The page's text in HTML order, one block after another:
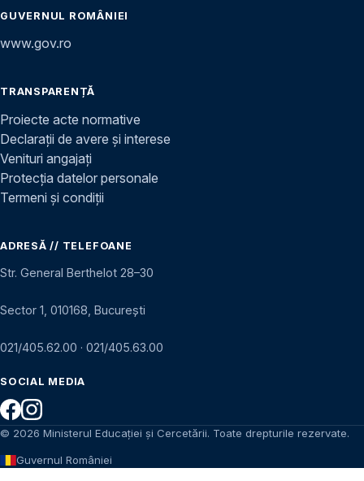
GUVERNUL ROMÂNIEI
www.gov.ro
TRANSPARENȚĂ
Proiecte acte normative
Declarații de avere și interese
Venituri angajați
Protecția datelor personale
Termeni și condiții
ADRESĂ // TELEFOANE
Str. General Berthelot 28–30
Sector 1, 010168, București
021/405.62.00 · 021/405.63.00
SOCIAL MEDIA
© 2026 Ministerul Educației și Cercetării. Toate drepturile rezervate.
Guvernul României